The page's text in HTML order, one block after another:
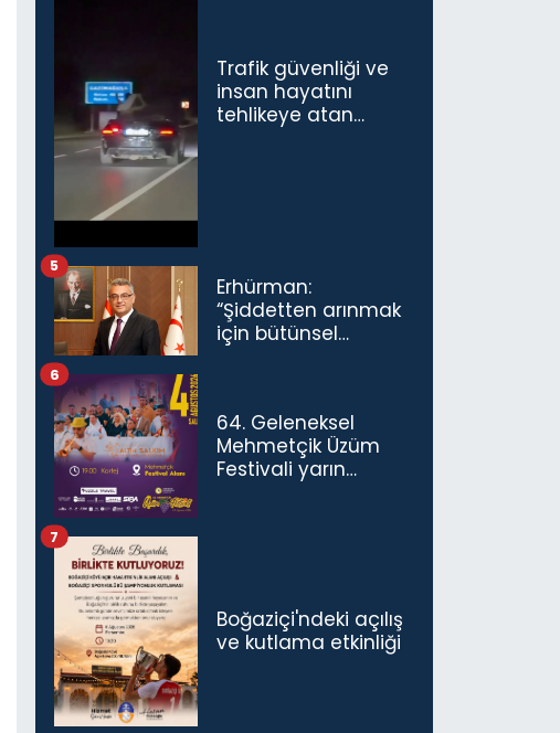
Trafik güvenliği ve
insan hayatını
tehlikeye atan
Erhürman:
“Şiddetten arınmak
için bütünsel
5
64. Geleneksel
Mehmetçik Üzüm
Festivali yarın
6
Boğaziçi'ndeki açılış
ve kutlama etkinliği
7